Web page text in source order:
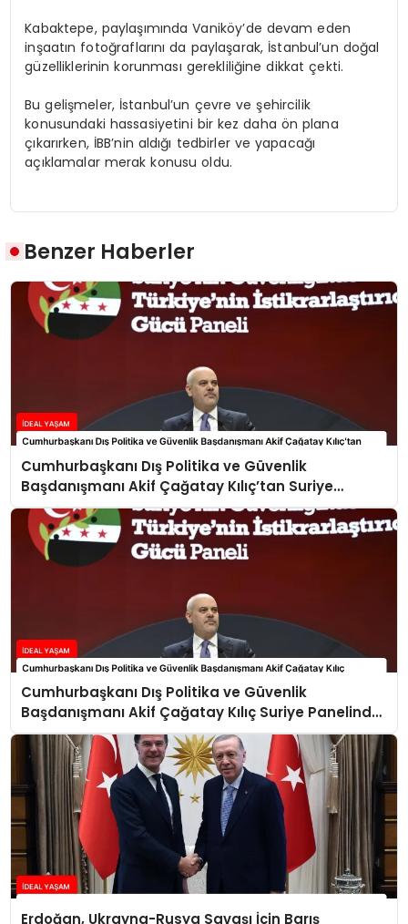
Kabaktepe, paylaşımında Vaniköy’de devam eden
inşaatın fotoğraflarını da paylaşarak, İstanbul’un doğal
güzelliklerinin korunması gerekliliğine dikkat çekti.
Bu gelişmeler, İstanbul’un çevre ve şehircilik
konusundaki hassasiyetini bir kez daha ön plana
çıkarırken, İBB’nin aldığı tedbirler ve yapacağı
açıklamalar merak konusu oldu.
Benzer Haberler
Cumhurbaşkanı Dış Politika ve Güvenlik
Başdanışmanı Akif Çağatay Kılıç’tan Suriye
Panelinde Önemli Açıklamalar
Cumhurbaşkanı Dış Politika ve Güvenlik
Başdanışmanı Akif Çağatay Kılıç Suriye Panelinde
Konuştu
Erdoğan, Ukrayna-Rusya Savaşı İçin Barış